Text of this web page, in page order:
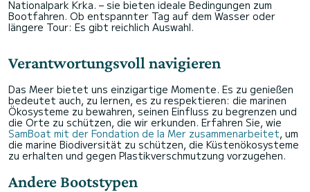
Nationalpark Krka. – sie bieten ideale Bedingungen zum
Bootfahren. Ob entspannter Tag auf dem Wasser oder
längere Tour: Es gibt reichlich Auswahl.
Verantwortungsvoll navigieren
Das Meer bietet uns einzigartige Momente. Es zu genießen
bedeutet auch, zu lernen, es zu respektieren: die marinen
Ökosysteme zu bewahren, seinen Einfluss zu begrenzen und
die Orte zu schützen, die wir erkunden. Erfahren Sie, wie
SamBoat mit der Fondation de la Mer zusammenarbeitet, um
die marine Biodiversität zu schützen, die Küstenökosysteme
zu erhalten und gegen Plastikverschmutzung vorzugehen.
Andere Bootstypen